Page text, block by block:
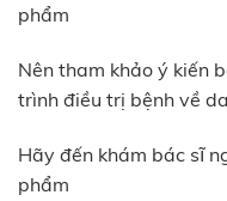
phẩm
Nên tham khảo ý kiến
trình điều trị bệnh về da
Hãy đến khám bác sĩ
phẩm